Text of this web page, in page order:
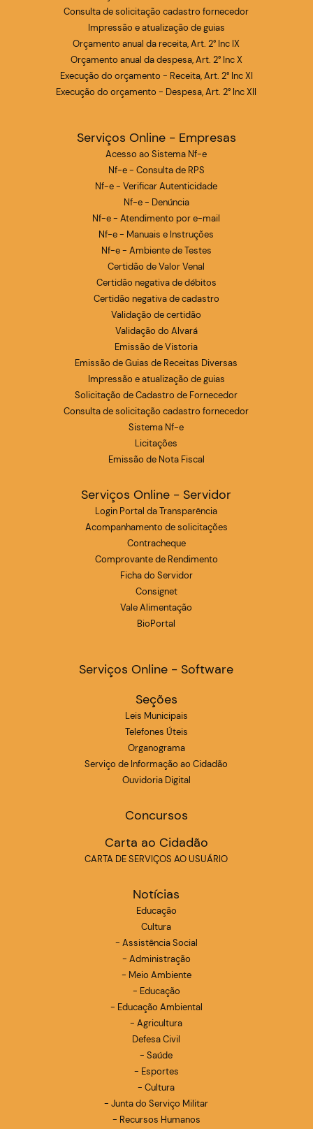
Consulta de solicitação cadastro fornecedor
Impressão e atualização de guias
Orçamento anual da receita, Art. 2° Inc IX
Orçamento anual da despesa, Art. 2° Inc X
Execução do orçamento - Receita, Art. 2° Inc XI
Execução do orçamento - Despesa, Art. 2° Inc XII
Serviços Online - Empresas
Acesso ao Sistema Nf-e
Nf-e - Consulta de RPS
Nf-e - Verificar Autenticidade
Nf-e - Denúncia
Nf-e - Atendimento por e-mail
Nf-e - Manuais e Instruções
Nf-e - Ambiente de Testes
Certidão de Valor Venal
Certidão negativa de débitos
Certidão negativa de cadastro
Validação de certidão
Validação do Alvará
Emissão de Vistoria
Emissão de Guias de Receitas Diversas
Impressão e atualização de guias
Solicitação de Cadastro de Fornecedor
Consulta de solicitação cadastro fornecedor
Sistema Nf-e
Licitações
Emissão de Nota Fiscal
Serviços Online - Servidor
Login Portal da Transparência
Acompanhamento de solicitações
Contracheque
Comprovante de Rendimento
Ficha do Servidor
Consignet
Vale Alimentação
BioPortal
Serviços Online - Software
Seções
Leis Municipais
Telefones Úteis
Organograma
Serviço de Informação ao Cidadão
Ouvidoria Digital
Concursos
Carta ao Cidadão
CARTA DE SERVIÇOS AO USUÁRIO
Notícias
Educação
Cultura
- Assistência Social
- Administração
- Meio Ambiente
- Educação
- Educação Ambiental
- Agricultura
Defesa Civil
- Saúde
- Esportes
- Cultura
- Junta do Serviço Militar
- Recursos Humanos